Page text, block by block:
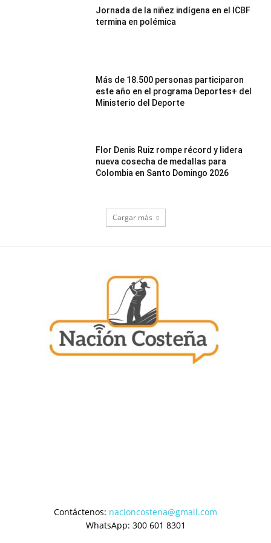
Jornada de la niñez indígena en el ICBF
termina en polémica
Más de 18.500 personas participaron
este año en el programa Deportes+ del
Ministerio del Deporte
Flor Denis Ruiz rompe récord y lidera
nueva cosecha de medallas para
Colombia en Santo Domingo 2026
Cargar más
Contáctenos: nacioncostena@gmail.com
WhatsApp: 300 601 8301